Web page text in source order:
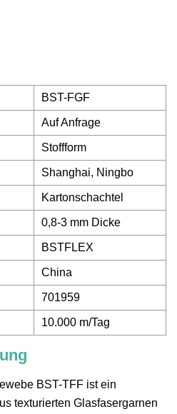
BST-FGF
Auf Anfrage
Stoffform
Shanghai, Ningbo
Kartonschachtel
0,8-3 mm Dicke
BSTFLEX
China
701959
10.000 m/Tag
BST-TFF ist ein
texturierten Glasfasergarnen